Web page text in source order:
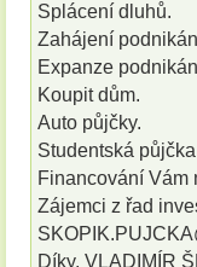
Splácení dluhů.
Zahájení
Expanze
Koupit dům.
Auto půjčky.
Studentská
Financování Vám
Zájemci z řad
Díky, VLADIMÍR